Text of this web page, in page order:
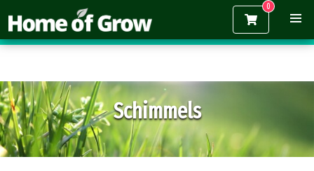
Gratis verzending vanaf €150,-
Schimmels